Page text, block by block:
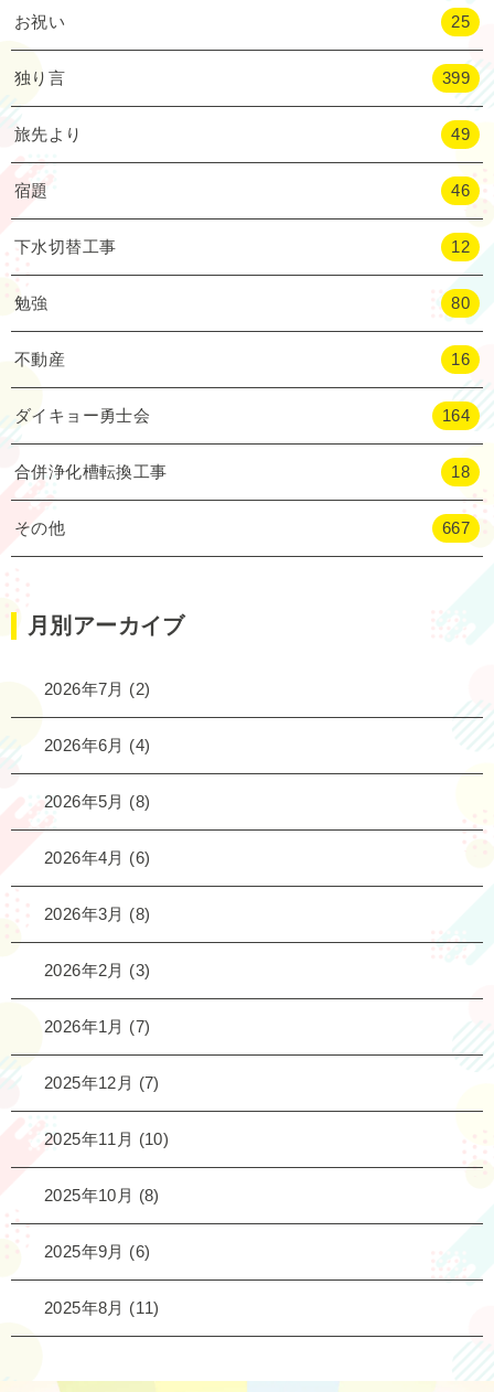
お祝い 25
独り言 399
旅先より 49
宿題 46
下水切替工事 12
勉強 80
不動産 16
ダイキョー勇士会 164
合併浄化槽転換工事 18
その他 667
月別アーカイブ
2026年7月 (2)
2026年6月 (4)
2026年5月 (8)
2026年4月 (6)
2026年3月 (8)
2026年2月 (3)
2026年1月 (7)
2025年12月 (7)
2025年11月 (10)
2025年10月 (8)
2025年9月 (6)
2025年8月 (11)